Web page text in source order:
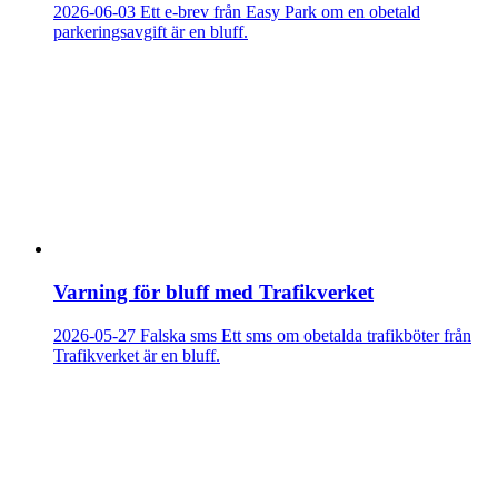
2026-06-03 Ett e-brev från Easy Park om en obetald
parkeringsavgift är en bluff.
Varning för bluff med Trafikverket
2026-05-27 Falska sms Ett sms om obetalda trafikböter från
Trafikverket är en bluff.